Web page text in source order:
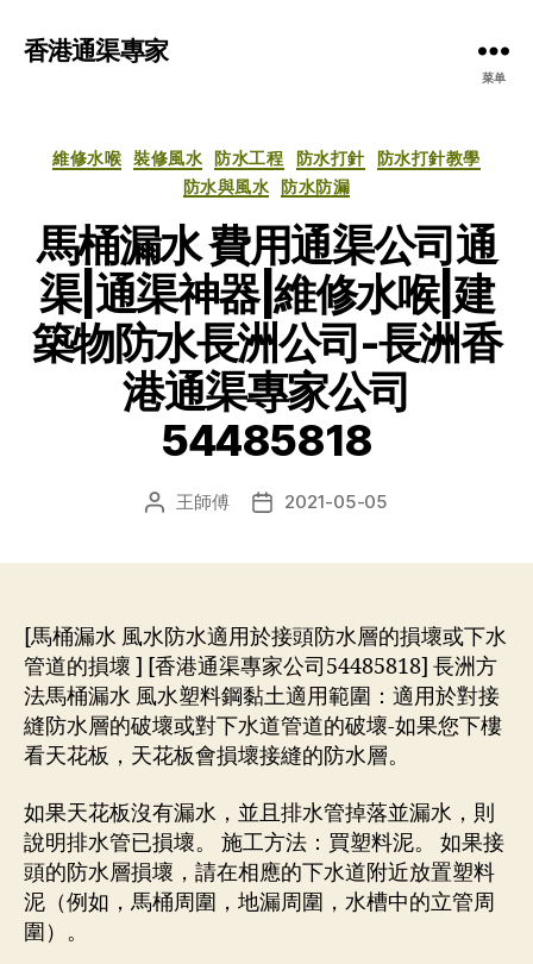
香港通渠專家
菜单
分
类
維修水喉 裝修風水 防水工程 防水打針
防水打針教學
防水與風水
防水防漏
馬桶漏水 費用通渠公司通
渠|通渠神器|維修水喉|建
築物防水長洲公司-長洲香
港通渠專家公司
54485818
文 王師傅
发 2021-05-05
[馬桶漏水 風水防水適用於接頭防水層的損壞或下水
管道的損壞 ] [香港通渠專家公司54485818] 長洲方
法馬桶漏水 風水塑料鋼黏土適用範圍：適用於對接
縫防水層的破壞或對下水道管道的破壞-如果您下樓
看天花板，天花板會損壞接縫的防水層。
如果天花板沒有漏水，並且排水管掉落並漏水，則
說明排水管已損壞。 施工方法：買塑料泥。 如果接
頭的防水層損壞，請在相應的下水道附近放置塑料
泥（例如，馬桶周圍，地漏周圍，水槽中的立管周
圍）。